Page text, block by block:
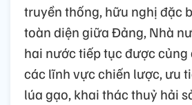
truyền thống, hữu nghị đặc
toàn diện giữa Đảng, Nhà
hai nước tiếp tục được củng
các lĩnh vực chiến lược, ưu
lúa gạo, khai thác thuỷ hải